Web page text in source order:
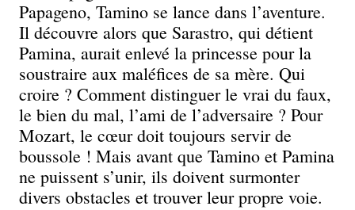
Papageno, Tamino se lance dans l’aventure.
Il découvre alors que Sarastro, qui détient
Pamina, aurait enlevé la princesse pour la
soustraire aux maléfices de sa mère. Qui
croire ? Comment distinguer le vrai du faux,
le bien du mal, l’ami de l’adversaire ? Pour
Mozart, le cœur doit toujours servir de
boussole ! Mais avant que Tamino et Pamina
ne puissent s’unir, ils doivent surmonter
divers obstacles et trouver leur propre voie.